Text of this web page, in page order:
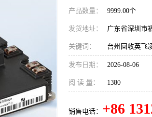
产品数量： 9999.00个
发货地址： 广东省深圳市
关键词： 台州回收英飞
发布日期： 2026-08-06
阅 读 量： 1380
销售电话： +86